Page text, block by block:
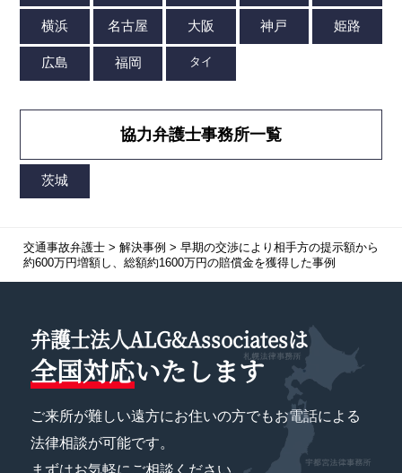
協力弁護士事務所一覧
交通事故弁護士> 解決事例 > 早期の交渉により相手方の提示額から
約600万円増額し、総額約1600万円の賠償金を獲得した事例
弁護士法人ALG&Associatesは
全国対応いたします
ご来所が難しい遠方にお住いの方でもお電話による
法律相談が可能です。
まずはお気軽にご相談ください。